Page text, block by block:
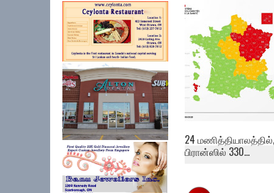
கொரோனா –
மொத்த மரண எண்ண...
24 மணித்தியாலத்தில்,
பிரான்ஸில் 330...